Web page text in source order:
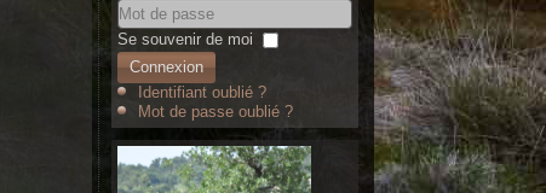
Se souvenir de moi
Connexion
Identifiant oublié ?
Mot de passe oublié ?